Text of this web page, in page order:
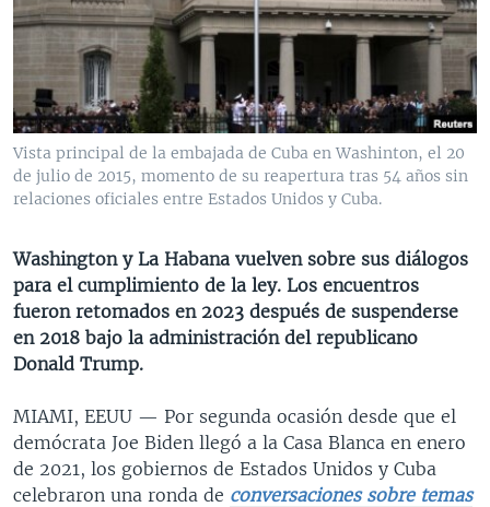
VENEZUELA
BRASIL
NICARAGUA
ECONOMÍA
ENTRETENIMIENTO Y CULTURA
TECNOLOGÍA
DEPORTES
CIENCIA Y SALUD
MULTIMEDIA
VIDEOS
FOTOGRAFÍA
AUDIOS
PROGRAMAS TV
EL MUNDO AL DÍA
FORO INTERAMERICANO
VISIÓN 360
PANORAMA
RADIO
AVANCE INFORMATIVO
AUDIONOTICIAS
ESTADOS UNIDOS AL DÍA
EL MUNDO AL DÍA [RADIO]
FORO [RADIO]
DEPORTIVO INTERNACIONAL
NOTA ECONÓMICA
ENTRETENIMIENTO
DIRECT
DOCUMENTALES DE LA VOA
SÍGANOS
Vista principal de la embajada de Cuba en Washinton, el 20
de julio de 2015, momento de su reapertura tras 54 años sin
relaciones oficiales entre Estados Unidos y Cuba.
Washington y La Habana vuelven sobre sus diálogos
para el cumplimiento de la ley. Los encuentros
fueron retomados en 2023 después de suspenderse
en 2018 bajo la administración del republicano
Donald Trump.
MIAMI, EEUU — Por segunda ocasión desde que el
demócrata Joe Biden llegó a la Casa Blanca en enero
de 2021, los gobiernos de Estados Unidos y Cuba
celebraron una ronda de conversaciones sobre temas